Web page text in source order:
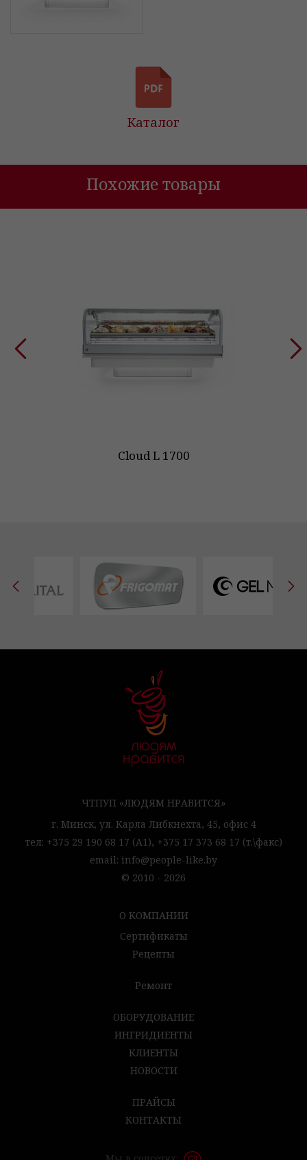
Каталог
Похожие товары
Cloud L 1700
ЧТПУП «ЛЮДЯМ НРАВИТСЯ»
г. Минск, ул. Карла Либкнехта, 45, офис 4
тел: +375 29 190 68 17 (А1), +375 17 373 68 17 (т.\факс)
email: info@people-like.by
© 2010 - 2026
О КОМПАНИИ
Сертификаты
Рецепты
Ремонт
ОБОРУДОВАНИЕ
ИНГРИДИЕНТЫ
КЛИЕНТЫ
НОВОСТИ
ПРАЙСЫ
КОНТАКТЫ